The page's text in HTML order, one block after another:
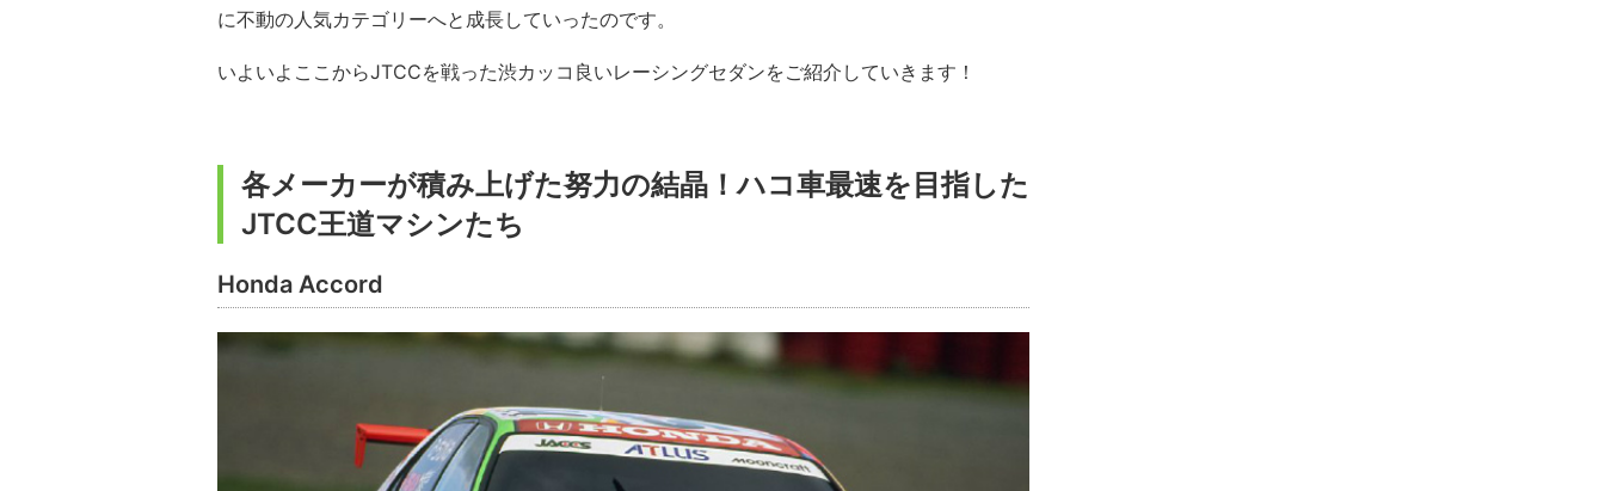
に不動の人気カテゴリーへと成長していったのです。
いよいよここからJTCCを戦った渋カッコ良いレーシングセダンをご紹介していきます！
各メーカーが積み上げた努力の結晶！ハコ車最速を目指した
JTCC王道マシンたち
Honda Accord